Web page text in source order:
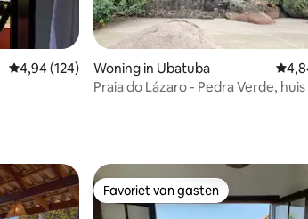
Gemiddelde beoordeling van 4,94 op 5, 124
4,94 (124)
Woning in Ubatuba
Praia do Lázaro - Pedra Verde, huis
Favoriet van gasten
Favoriet van gasten